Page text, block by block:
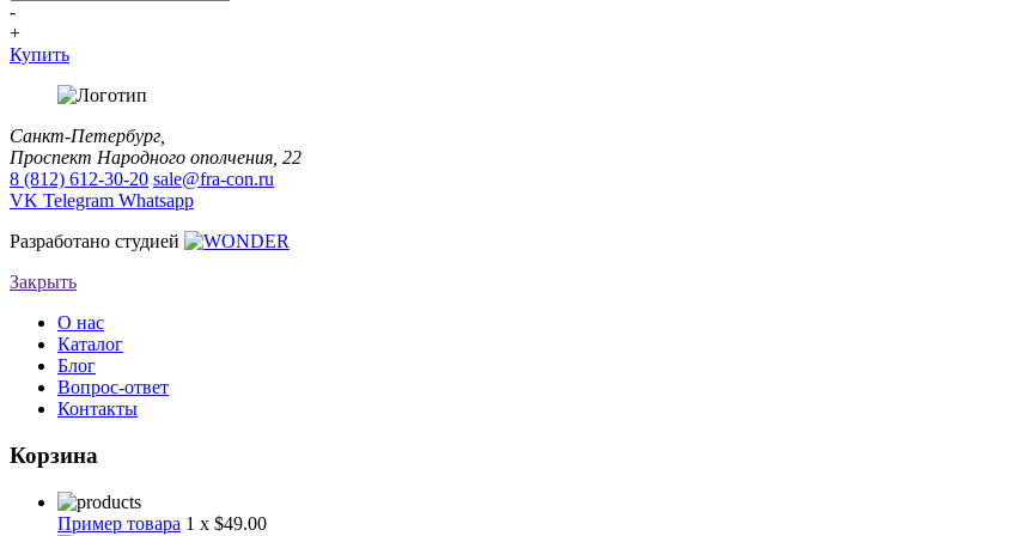
-
+
Купить
Санкт-Петербург,
Проспект Народного ополчения, 22
8 (812) 612-30-20 sale@fra-con.ru
VK Telegram Whatsapp
Разработано студией
Закрыть
О нас
Каталог
Блог
Вопрос-ответ
Контакты
Корзина
Пример товара 1 x $49.00